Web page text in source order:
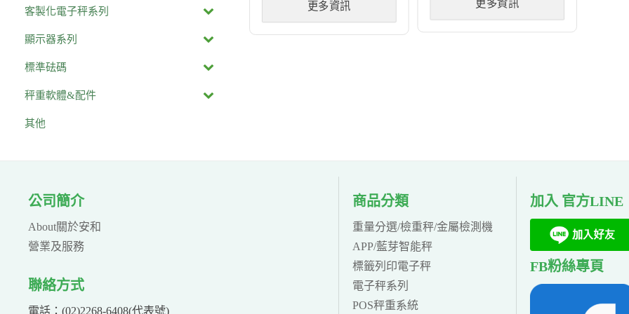
更多資訊 更多資訊
客製化電子秤系列
顯示器系列
標準砝碼
秤重軟體&配件
其他
公司簡介
About關於安和
營業及服務
聯絡方式
電話：(02)2268-6408(代表號)
商品分類
重量分選/檢重秤/金屬檢測機
APP/藍芽智能秤
標籤列印電子秤
電子秤系列
POS秤重系統
加入 官方LINE
FB粉絲專頁